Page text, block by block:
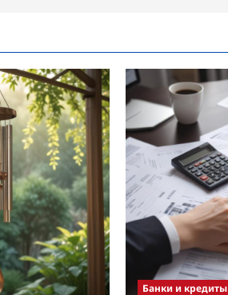
Банки и кредиты